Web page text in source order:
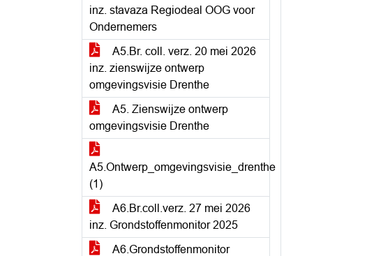
inz. stavaza Regiodeal OOG voor
Ondernemers
A5.Br. coll. verz. 20 mei 2026
inz. zienswijze ontwerp
omgevingsvisie Drenthe
A5. Zienswijze ontwerp
omgevingsvisie Drenthe
A5.Ontwerp_omgevingsvisie_drenthe
(1)
A6.Br.coll.verz. 27 mei 2026
inz. Grondstoffenmonitor 2025
A6.Grondstoffenmonitor